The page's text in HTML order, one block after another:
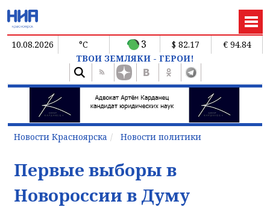
10.08.2026 °C 3 $ 82.17
€ 94.84
ТВОИ ЗЕМЛЯКИ - ГЕРОИ!
Новости Красноярска Новости политики
Первые выборы в
Новороссии в Думу